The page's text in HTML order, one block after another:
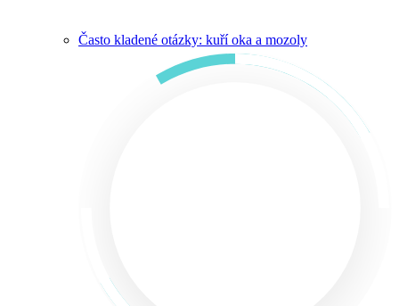
Často kladené otázky: kuří oka a mozoly